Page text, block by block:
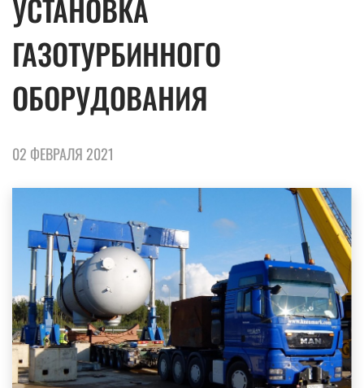
УСТАНОВКА
ГАЗОТУРБИННОГО
ОБОРУДОВАНИЯ
02 ФЕВРАЛЯ 2021